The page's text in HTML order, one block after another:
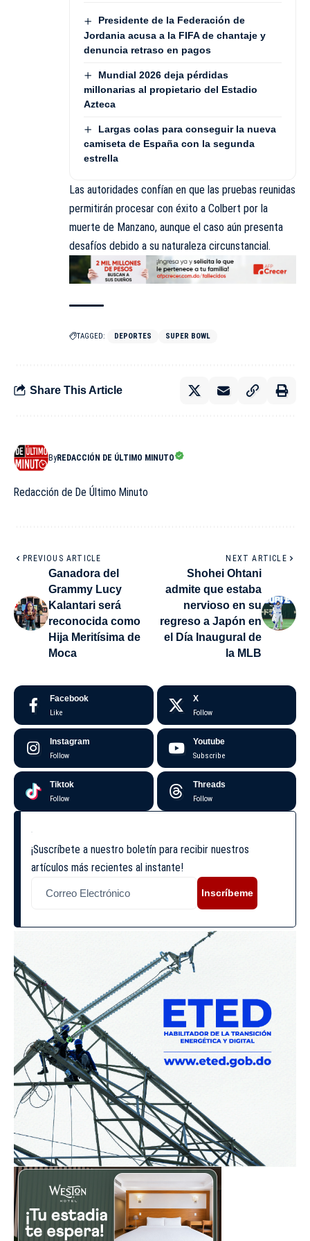
Presidente de la Federación de
Jordania acusa a la FIFA de chantaje y
denuncia retraso en pagos
Mundial 2026 deja pérdidas
millonarias al propietario del Estadio
Azteca
Largas colas para conseguir la nueva
camiseta de España con la segunda
estrella
Las autoridades confían en que las pruebas reunidas
permitirán procesar con éxito a Colbert por la
muerte de Manzano, aunque el caso aún presenta
desafíos debido a su naturaleza circunstancial.
TAGGED: DEPORTES SUPER BOWL
Share This Article
ByREDACCIÓN DE ÚLTIMO MINUTO
Redacción de De Último Minuto
PREVIOUS ARTICLE
Ganadora del
Grammy Lucy
Kalantari será
reconocida como
Hija Meritísima de
Moca
NEXT ARTICLE
Shohei Ohtani
admite que estaba
nervioso en su
regreso a Japón en
el Día Inaugural de
la MLB
Facebook
Like
X
Follow
Instagram
Follow
Youtube
Subscribe
Tiktok
Follow
Threads
Follow
¡Suscríbete a nuestro boletín para recibir nuestros
artículos más recientes al instante!
Inscríbeme